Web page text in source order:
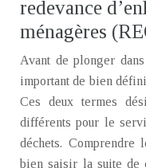
redevance
ménagères
Avant de plonger
important de bien
Ces deux termes
différents pour le
déchets. Comprendre
bien saisir la suite de